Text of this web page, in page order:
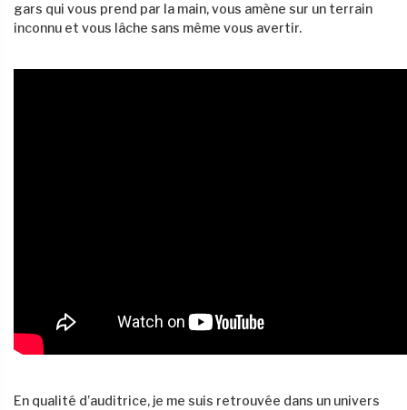
gars qui vous prend par la main, vous amène sur un terrain
inconnu et vous lâche sans même vous avertir.
En qualité d’auditrice, je me suis retrouvée dans un univers